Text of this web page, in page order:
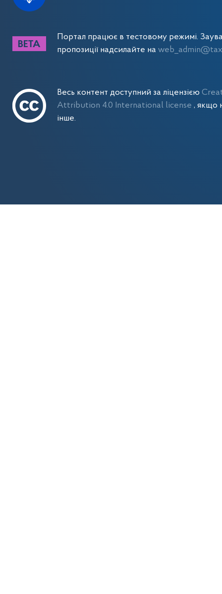
Портал працює в тестовому режимі.
пропозиції надсилайте на
Весь контент доступний за ліцензією
Attribution 4.0 International license , якщо
інше.